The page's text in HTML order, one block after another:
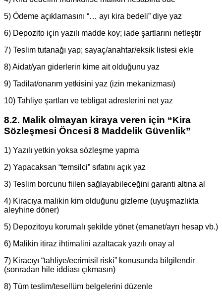
5) Ödeme açıklamasını “… ayı kira bedeli” diye yaz
6) Depozito için yazılı madde koy; iade şartlarını netleştir
7) Teslim tutanağı yap; sayaç/anahtar/eksik listesi ekle
8) Aidat/yan giderlerin kime ait olduğunu yaz
9) Tadilat/onarım yetkisini yaz (izin mekanizması)
10) Tahliye şartları ve tebligat adreslerini net yaz
8.2. Malik olmayan kiraya veren için “Kira
Sözleşmesi Öncesi 8 Maddelik Güvenlik”
1) Yazılı yetkin yoksa sözleşme yapma
2) Yapacaksan “temsilci” sıfatını açık yaz
3) Teslim borcunu fiilen sağlayabileceğini garanti altına al
4) Kiracıya malikin kim olduğunu gizleme (uyuşmazlıkta
aleyhine döner)
5) Depozitoyu korumalı şekilde yönet (emanet/ayrı hesap vb.)
6) Malikin itiraz ihtimalini azaltacak yazılı onay al
7) Kiracıyı “tahliye/ecrimisil riski” konusunda bilgilendir
(sonradan hile iddiası çıkmasın)
8) Tüm teslim/tesellüm belgelerini düzenle